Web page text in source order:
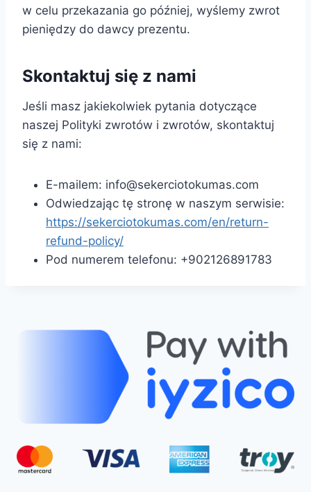
w celu przekazania go później, wyślemy zwrot
pieniędzy do dawcy prezentu.
Skontaktuj się z nami
Jeśli masz jakiekolwiek pytania dotyczące
naszej Polityki zwrotów i zwrotów, skontaktuj
się z nami:
E-mailem: info@sekerciotokumas.com
Odwiedzając tę stronę w naszym serwisie:
https://sekerciotokumas.com/en/return-
refund-policy/
Pod numerem telefonu: +902126891783